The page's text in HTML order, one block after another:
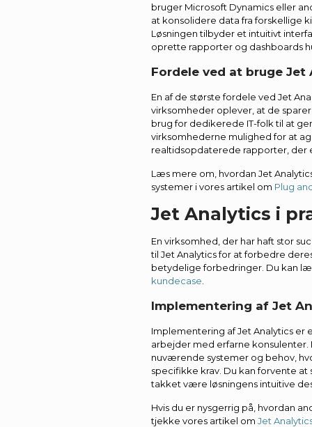
bruger Microsoft Dynamics eller
at konsolidere data fra forskellige
Løsningen tilbyder et intuitivt
oprette rapporter og dashboards
Fordele ved at bruge Jet
En af de største fordele ved Jet
virksomheder oplever, at de
brug for dedikerede IT-folk til at
virksomhederne mulighed for at
realtidsopdaterede rapporter,
Læs mere om, hvordan Jet
systemer i vores artikel om Plug
Jet Analytics i
En virksomhed, der har haft stor
til Jet Analytics for at forbedre
betydelige forbedringer. Du kan
kundecase
Implementering af Jet
Implementering af Jet Analytics er
arbejder med erfarne
nuværende systemer og behov,
specifikke krav. Du kan forvente
takket være løsningens intuitive
Hvis du er nysgerrig på, hvordan
tjekke vores artikel om Jet